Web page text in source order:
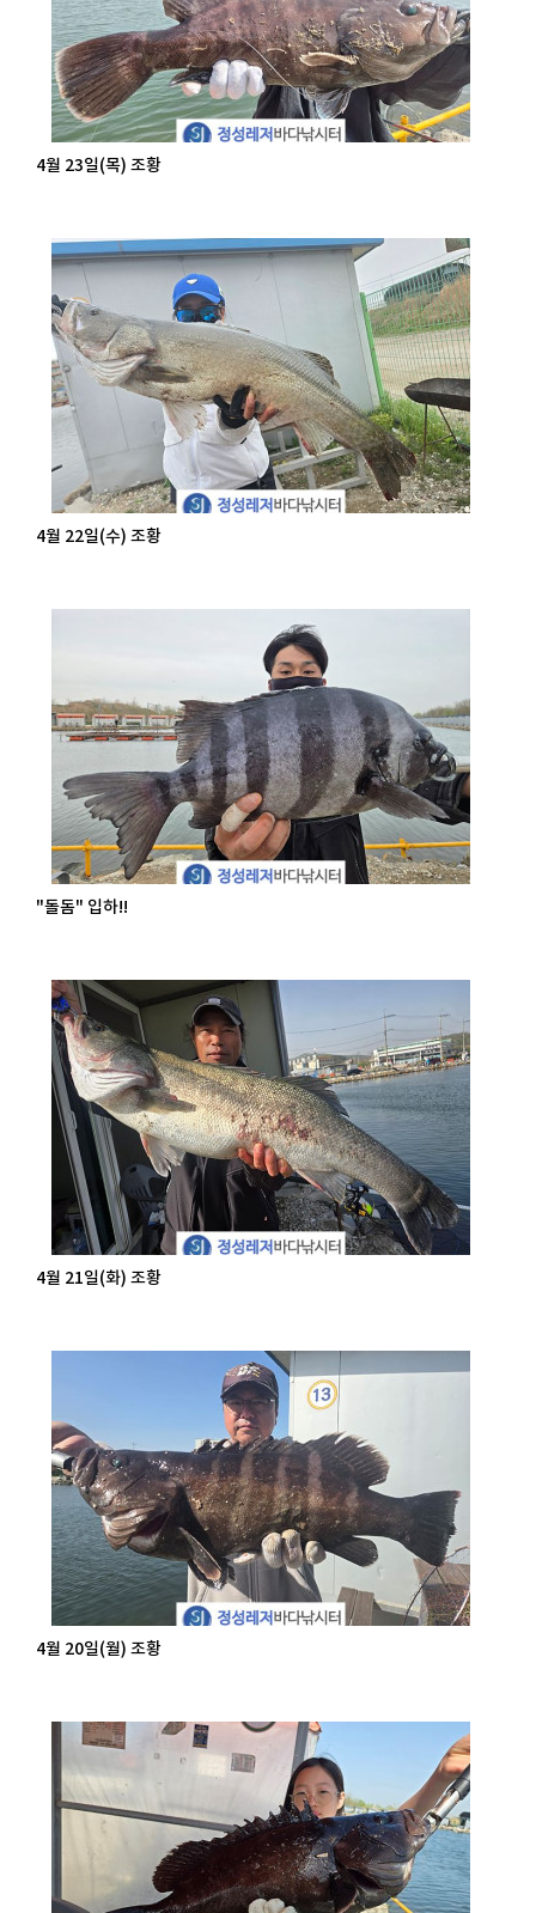
4월 23일(목) 조황
4월 22일(수) 조황
"돌돔" 입하!!
4월 21일(화) 조황
4월 20일(월) 조황